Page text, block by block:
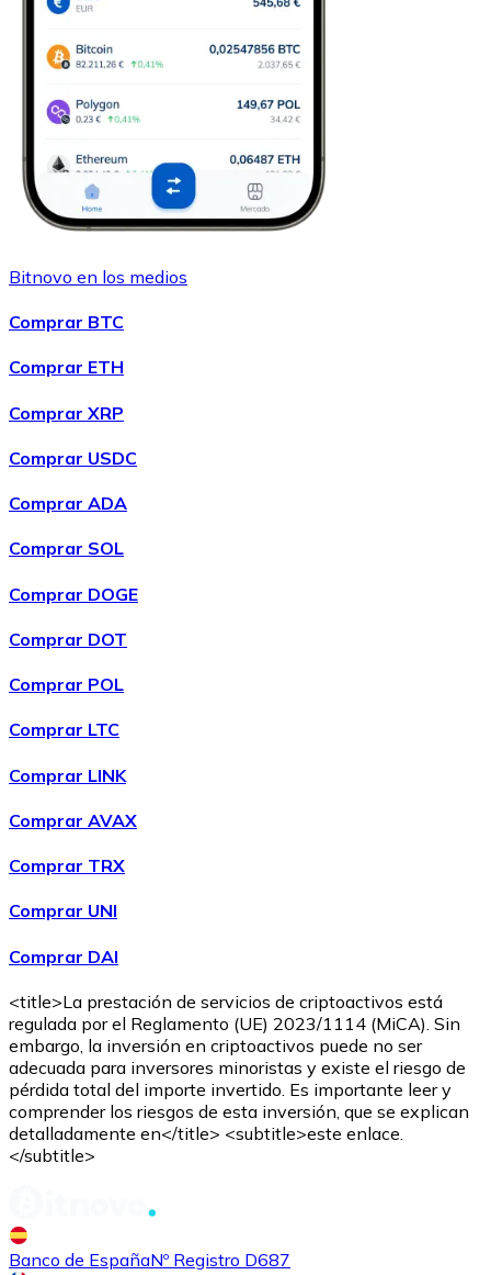
Bitnovo en los medios
Comprar BTC
Comprar ETH
Comprar XRP
Comprar USDC
Comprar ADA
Comprar SOL
Comprar DOGE
Comprar DOT
Comprar POL
Comprar LTC
Comprar LINK
Comprar AVAX
Comprar TRX
Comprar UNI
Comprar DAI
<title>La prestación de servicios de criptoactivos está
regulada por el Reglamento (UE) 2023/1114 (MiCA). Sin
embargo, la inversión en criptoactivos puede no ser
adecuada para inversores minoristas y existe el riesgo de
pérdida total del importe invertido. Es importante leer y
comprender los riesgos de esta inversión, que se explican
detalladamente en</title> <subtitle>este enlace.
</subtitle>
Banco de EspañaNº Registro D687